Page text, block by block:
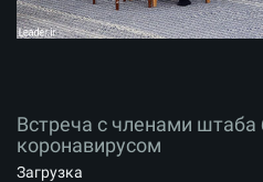
Встреча с членами штаба
коронавирусом
Загрузка